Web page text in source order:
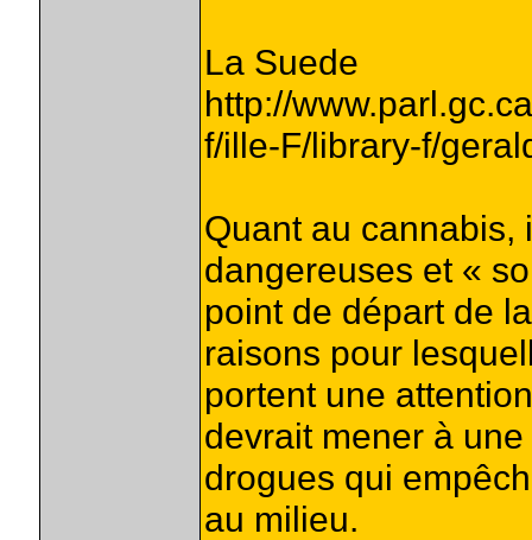
La Suede
http://
f/ille-F/library-f/
Quant au cannabis,
dangereuses et «
point de départ de
raisons pour
portent une
devrait mener à
drogues qui
au milieu.